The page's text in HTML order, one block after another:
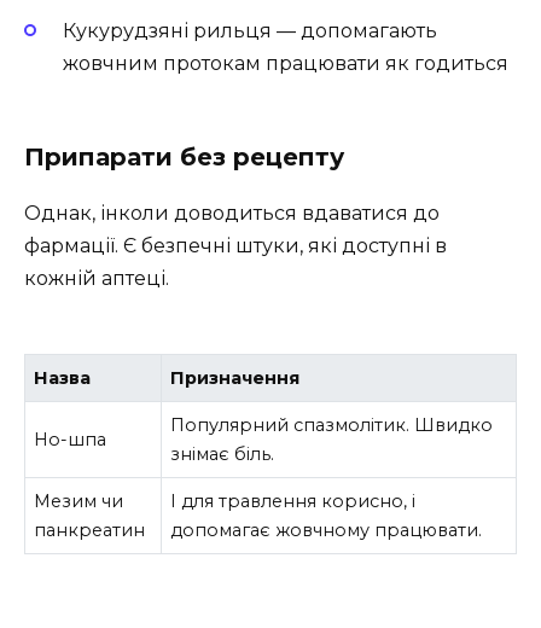
Кукурудзяні рильця — допомагають
жовчним протокам працювати як годиться
Припарати без рецепту
Однак, інколи доводиться вдаватися до
фармації. Є безпечні штуки, які доступні в
кожній аптеці.
Назва Призначення
Но-шпа
Популярний спазмолітик. Швидко
знімає біль.
Мезим чи
панкреатин
І для травлення корисно, і
допомагає жовчному працювати.